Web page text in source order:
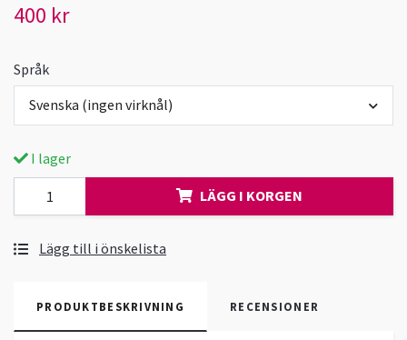
400 kr
Språk
Svenska (ingen virknål)
I lager
LÄGG I KORGEN
Lägg till i önskelista
PRODUKTBESKRIVNING RECENSIONER